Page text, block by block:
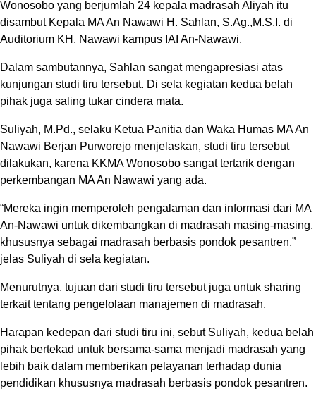
Wonosobo yang berjumlah 24 kepala madrasah Aliyah itu
disambut Kepala MA An Nawawi H. Sahlan, S.Ag.,M.S.I. di
Auditorium KH. Nawawi kampus IAI An-Nawawi.
Dalam sambutannya, Sahlan sangat mengapresiasi atas
kunjungan studi tiru tersebut. Di sela kegiatan kedua belah
pihak juga saling tukar cindera mata.
Suliyah, M.Pd., selaku Ketua Panitia dan Waka Humas MA An
Nawawi Berjan Purworejo menjelaskan, studi tiru tersebut
dilakukan, karena KKMA Wonosobo sangat tertarik dengan
perkembangan MA An Nawawi yang ada.
“Mereka ingin memperoleh pengalaman dan informasi dari MA
An-Nawawi untuk dikembangkan di madrasah masing-masing,
khususnya sebagai madrasah berbasis pondok pesantren,”
jelas Suliyah di sela kegiatan.
Menurutnya, tujuan dari studi tiru tersebut juga untuk sharing
terkait tentang pengelolaan manajemen di madrasah.
Harapan kedepan dari studi tiru ini, sebut Suliyah, kedua belah
pihak bertekad untuk bersama-sama menjadi madrasah yang
lebih baik dalam memberikan pelayanan terhadap dunia
pendidikan khususnya madrasah berbasis pondok pesantren.